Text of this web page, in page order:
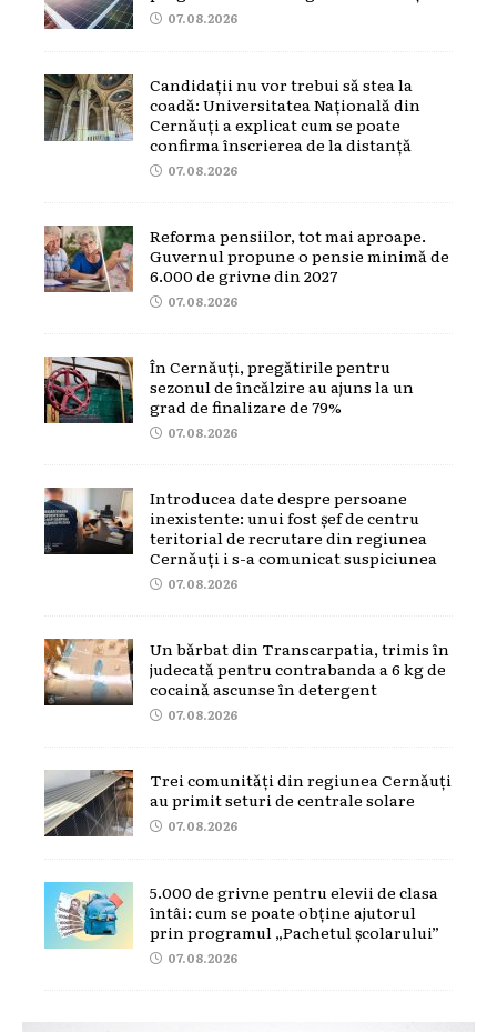
07.08.2026
Candidații nu vor trebui să stea la
coadă: Universitatea Națională din
Cernăuți a explicat cum se poate
confirma înscrierea de la distanță
07.08.2026
Reforma pensiilor, tot mai aproape.
Guvernul propune o pensie minimă de
6.000 de grivne din 2027
07.08.2026
În Cernăuți, pregătirile pentru
sezonul de încălzire au ajuns la un
grad de finalizare de 79%
07.08.2026
Introducea date despre persoane
inexistente: unui fost șef de centru
teritorial de recrutare din regiunea
Cernăuți i s-a comunicat suspiciunea
07.08.2026
Un bărbat din Transcarpatia, trimis în
judecată pentru contrabanda a 6 kg de
cocaină ascunse în detergent
07.08.2026
Trei comunități din regiunea Cernăuți
au primit seturi de centrale solare
07.08.2026
5.000 de grivne pentru elevii de clasa
întâi: cum se poate obține ajutorul
prin programul „Pachetul școlarului”
07.08.2026